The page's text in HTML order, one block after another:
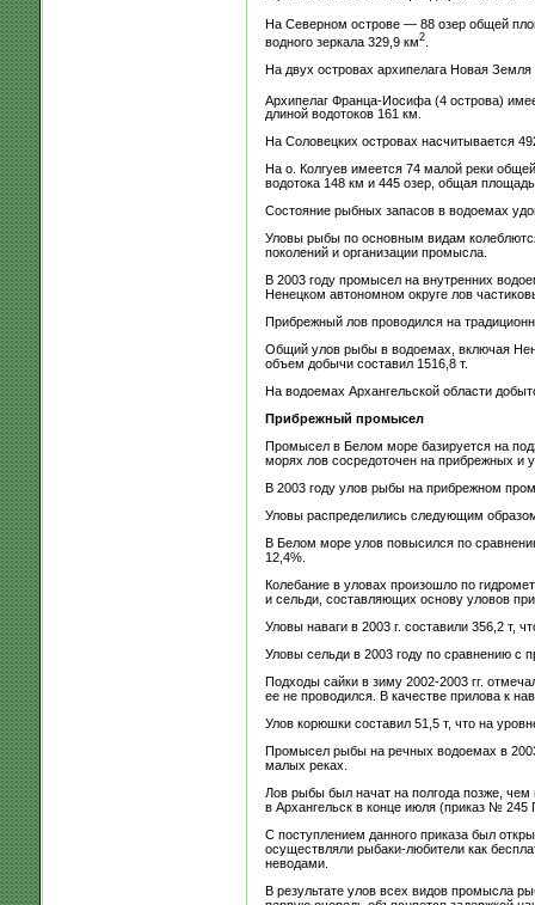
На Северном острове — 88 озер общей
водного зеркала 329,9 км2.
На двух островах архипелага Новая
Архипелаг Франца-Иосифа (4 острова)
длиной водотоков 161 км.
На Соловецких островах насчитывается
На о. Колгуев имеется 74 малой реки
водотока 148 км и 445 озер, общая
Состояние рыбных запасов в водоемах
Уловы рыбы по основным видам
поколений и организации промысла.
В 2003 году промысел на внутренних
Ненецком автономном округе лов
Прибрежный лов проводился на
Общий улов рыбы в водоемах, включая
объем добычи составил 1516,8 т.
На водоемах Архангельской области
Прибрежный промысел
Промысел в Белом море базируется на
морях лов сосредоточен на прибрежных и
В 2003 году улов рыбы на прибрежном
Уловы распределились следующим
В Белом море улов повысился по
12,4%.
Колебание в уловах произошло по
и сельди, составляющих основу уловов
Уловы наваги в 2003 г. составили 356,2 т,
Уловы сельди в 2003 году по сравнению с
Подходы сайки в зиму 2002-2003 гг.
ее не проводился. В качестве прилова к
Улов корюшки составил 51,5 т, что на
Промысел рыбы на речных водоемах в
малых реках.
Лов рыбы был начат на полгода позже,
в Архангельск в конце июля (приказ № 245
С поступлением данного приказа был
осуществляли рыбаки-любители как
неводами.
В результате улов всех видов промысла